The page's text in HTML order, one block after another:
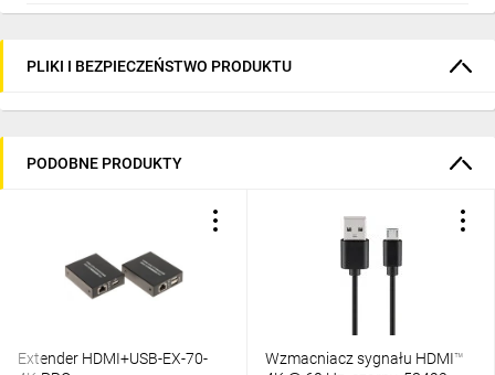
PLIKI I BEZPIECZEŃSTWO PRODUKTU
PODOBNE PRODUKTY
Extender HDMI+USB-EX-70-
Wzmacniacz sygnału HDMI™